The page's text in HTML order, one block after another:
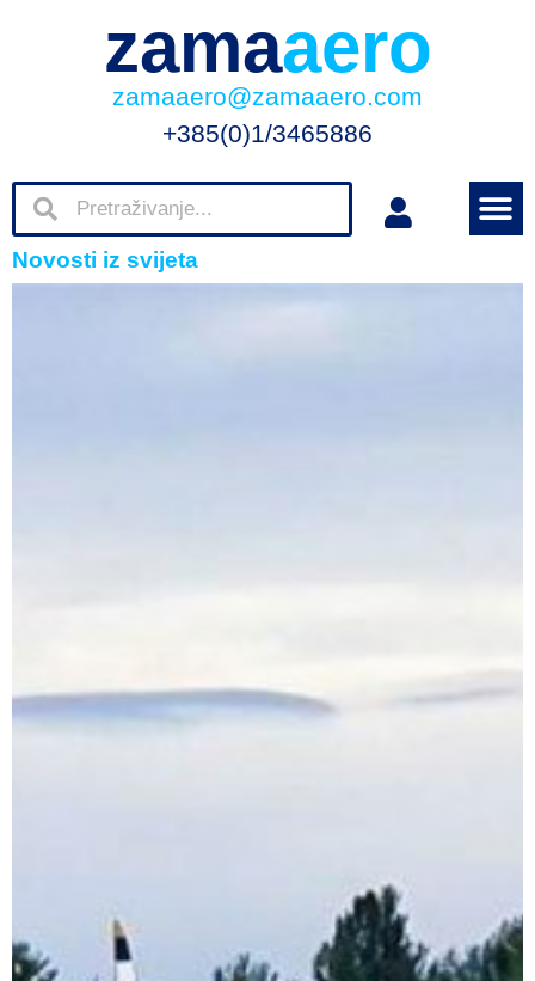
zamaaero
zamaaero@zamaaero.com
+385(0)1/3465886
Novosti iz svijeta